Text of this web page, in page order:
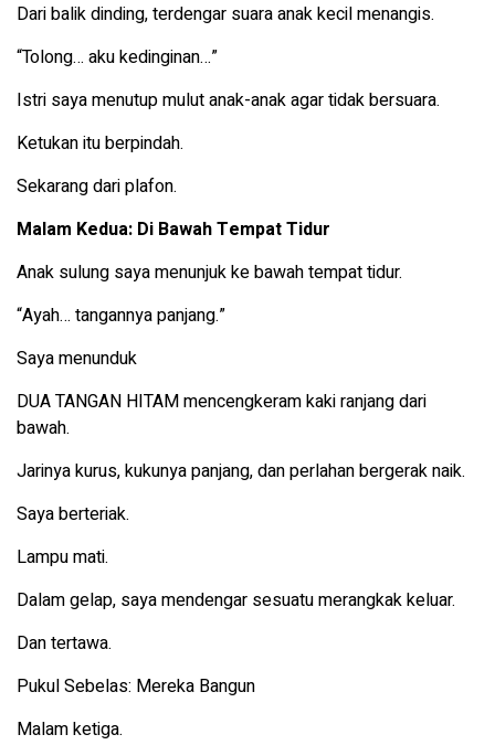
Dari balik dinding, terdengar suara anak kecil menangis.
“Tolong… aku kedinginan…”
Istri saya menutup mulut anak-anak agar tidak bersuara.
Ketukan itu berpindah.
Sekarang dari plafon.
Malam Kedua: Di Bawah Tempat Tidur
Anak sulung saya menunjuk ke bawah tempat tidur.
“Ayah… tangannya panjang.”
Saya menunduk
DUA TANGAN HITAM mencengkeram kaki ranjang dari
bawah.
Jarinya kurus, kukunya panjang, dan perlahan bergerak naik.
Saya berteriak.
Lampu mati.
Dalam gelap, saya mendengar sesuatu merangkak keluar.
Dan tertawa.
Pukul Sebelas: Mereka Bangun
Malam ketiga.